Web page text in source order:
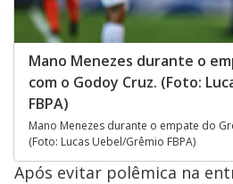
Mano Menezes durante o
com o Godoy Cruz. (Foto:
FBPA)
Mano Menezes durante o empate do
(Foto: Lucas Uebel/Grêmio FBPA)
Após evitar polêmica na